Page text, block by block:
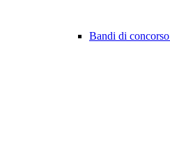
Bandi di concorso